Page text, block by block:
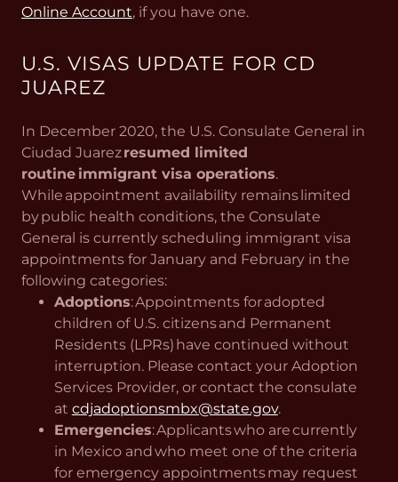
Online Account, if you have one.
U.S. VISAS UPDATE FOR CD
JUAREZ
In December 2020, the U.S. Consulate General in
Ciudad Juarezresumed limited
routine immigrant visa operations.
While appointment availability remains limited
by public health conditions, the Consulate
General is currently scheduling immigrant visa
appointments for January and February in the
following categories:
Adoptions: Appointments for adopted
children of U.S. citizens and Permanent
Residents (LPRs) have continued without
interruption. Please contact your Adoption
Services Provider, or contact the consulate
at cdjadoptionsmbx@state.gov.
Emergencies: Applicants who are currently
in Mexico and who meet one of the criteria
for emergency appointments may request